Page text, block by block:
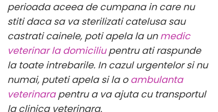
perioada aceea de cumpana in care nu
stiti daca sa va sterilizati catelusa sau
castrati cainele, poti apela la unmedic
veterinar la domiciliupentru ati raspunde
la toate intrebarile. In cazul urgentelor si nu
numai, puteti apela si la o ambulanta
veterinarapentru a va ajuta cu transportul
la clinica veterinara.